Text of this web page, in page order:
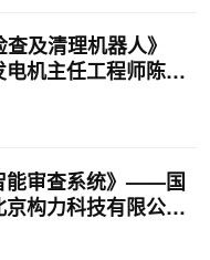
及清理机器人》
机主任工程师陈俊
能审查系统》——国
构力科技有限公司